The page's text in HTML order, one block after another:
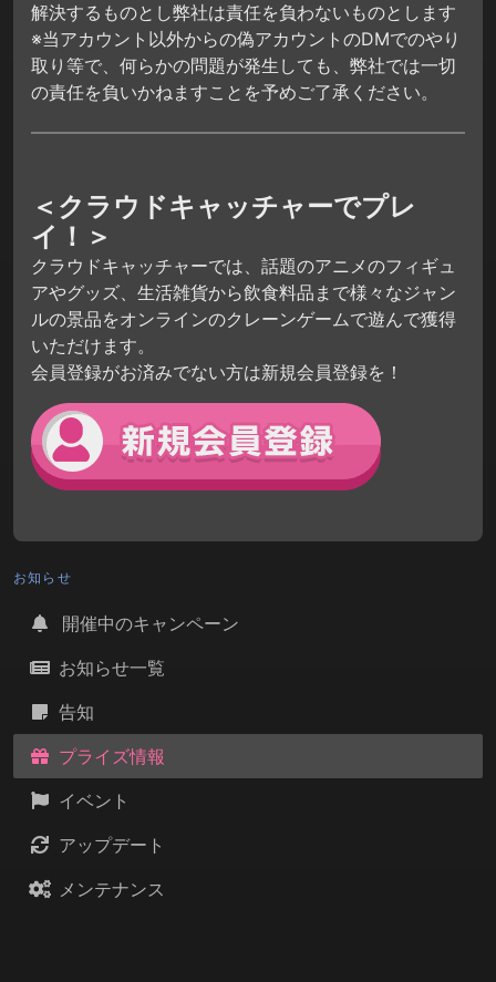
解決するものとし弊社は責任を負わないものとします
※当アカウント以外からの偽アカウントのDMでのやり
取り等で、何らかの問題が発生しても、弊社では一切
の責任を負いかねますことを予めご了承ください。
＜クラウドキャッチャーでプレ
イ！＞
クラウドキャッチャーでは、話題のアニメのフィギュ
アやグッズ、生活雑貨から飲食料品まで様々なジャン
ルの景品をオンラインのクレーンゲームで遊んで獲得
いただけます。
会員登録がお済みでない方は新規会員登録を！
お知らせ
開催中のキャンペーン
お知らせ一覧
告知
プライズ情報
イベント
アップデート
メンテナンス